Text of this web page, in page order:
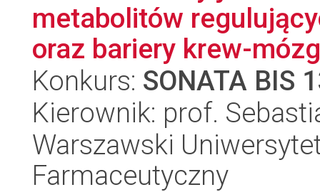
metabolitów
oraz bariery krew-
Konkurs: SONATA BIS
Kierownik: prof.
Warszawski
Farmaceutyczny